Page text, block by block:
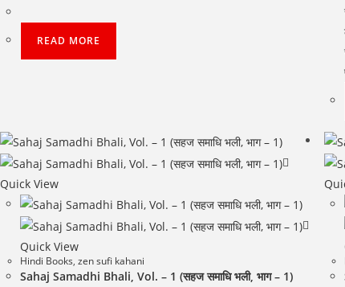
READ MORE
Quick View
Quick View
Hindi Books,zen sufi kahani
Sahaj Samadhi Bhali, Vol. – 1 (सहज समाधि भली, भाग – 1)